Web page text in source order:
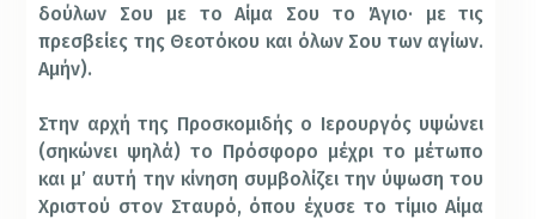
δούλων Σου με το Αίμα Σου το Άγιο· με τις
πρεσβείες της Θεοτόκου και όλων Σου των αγίων.
Αμήν).
Στην αρχή της Προσκομιδής ο Ιερουργός υψώνει
(σηκώνει ψηλά) το Πρόσφορο μέχρι το μέτωπο
και μ’ αυτή την κίνηση συμβολίζει την ύψωση του
Χριστού στον Σταυρό, όπου έχυσε το τίμιο Αίμα